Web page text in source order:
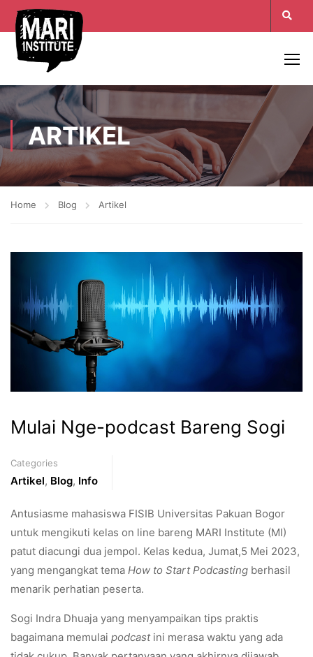
ARTIKEL
Home Blog Artikel
Mulai Nge-podcast Bareng Sogi
Categories
Artikel, Blog, Info
Antusiasme mahasiswa FISIB Universitas Pakuan Bogor
untuk mengikuti kelas on line bareng MARI Institute (MI)
patut diacungi dua jempol. Kelas kedua, Jumat,5 Mei 2023,
yang mengangkat tema How to Start Podcasting berhasil
menarik perhatian peserta.
Sogi Indra Dhuaja yang menyampaikan tips praktis
bagaimana memulai podcast ini merasa waktu yang ada